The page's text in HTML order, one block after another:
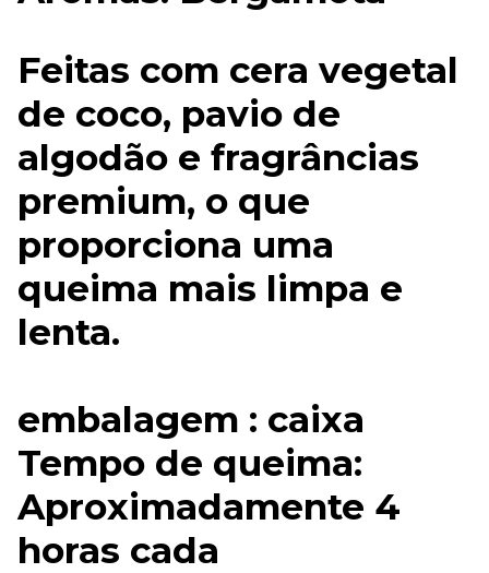
Feitas com cera vegetal
de coco, pavio de
algodão e fragrâncias
premium, o que
proporciona uma
queima mais limpa e
lenta.
embalagem : caixa
Tempo de queima:
Aproximadamente 4
horas cada